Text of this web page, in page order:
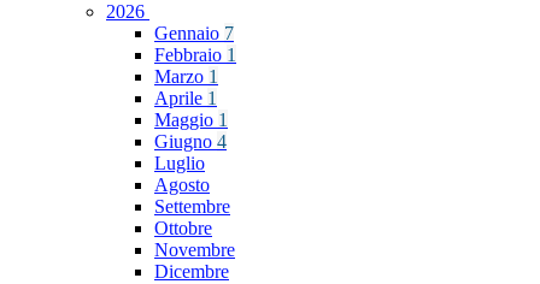
2026
Gennaio 7
Febbraio 1
Marzo 1
Aprile 1
Maggio 1
Giugno 4
Luglio
Agosto
Settembre
Ottobre
Novembre
Dicembre